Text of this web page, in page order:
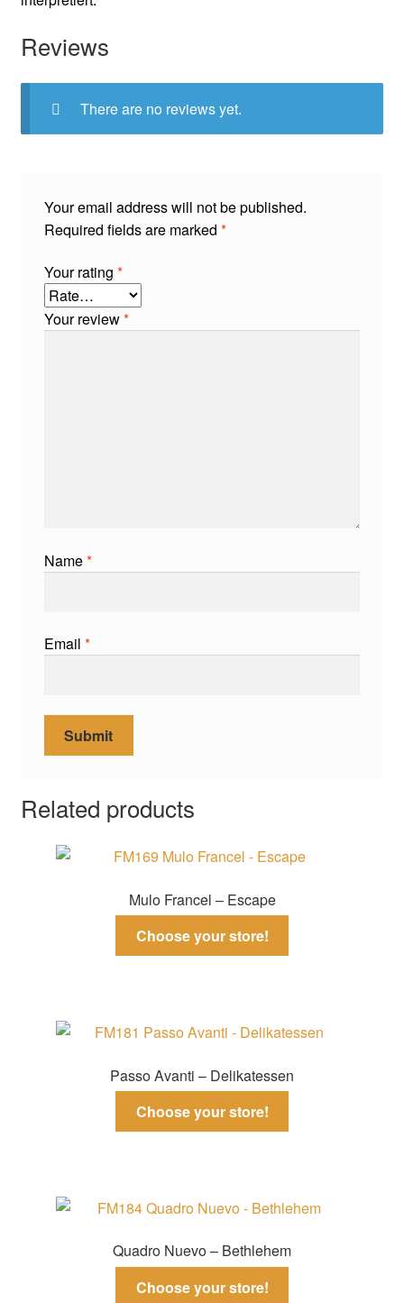
Reviews
There are no reviews yet.
Your email address will not be published.
Required fields are marked *
Your rating *
Your review*
Name*
Email *
Related products
Mulo Francel – Escape
Choose your store!
Passo Avanti – Delikatessen
Choose your store!
Quadro Nuevo – Bethlehem
Choose your store!